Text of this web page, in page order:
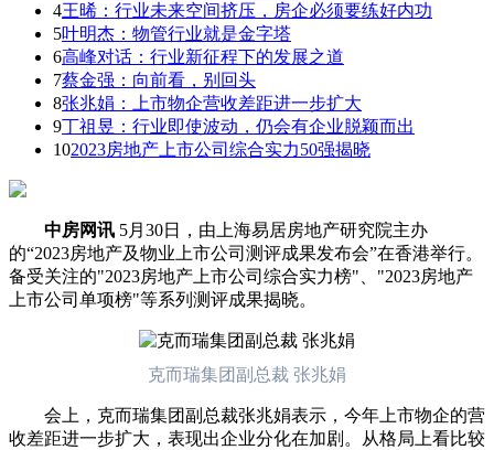
4王晞：行业未来空间挤压，房企必须要练好内功
5叶明杰：物管行业就是金字塔
6高峰对话：行业新征程下的发展之道
7蔡金强：向前看，别回头
8张兆娟：上市物企营收差距进一步扩大
9丁祖昱：行业即使波动，仍会有企业脱颖而出
102023房地产上市公司综合实力50强揭晓
中房网讯 5月30日，由上海易居房地产研究院主办
的“2023房地产及物业上市公司测评成果发布会”在香港举行。
备受关注的"2023房地产上市公司综合实力榜"、"2023房地产
上市公司单项榜"等系列测评成果揭晓。
克而瑞集团副总裁 张兆娟
会上，克而瑞集团副总裁张兆娟表示，今年上市物企的营
收差距进一步扩大，表现出企业分化在加剧。从格局上看比较